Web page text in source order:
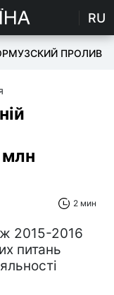
RU
ПРОЛИВ
млн
2 мин
2015-2016
питань